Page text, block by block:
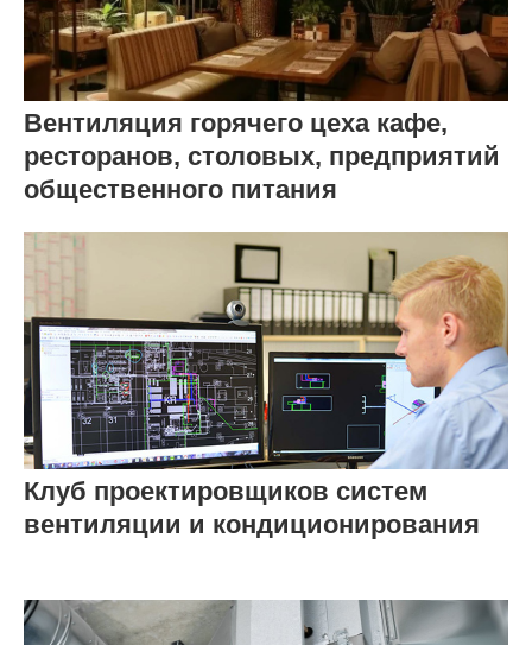
Вентиляция горячего цеха кафе,
ресторанов, столовых, предприятий
общественного питания
Клуб проектировщиков систем
вентиляции и кондиционирования